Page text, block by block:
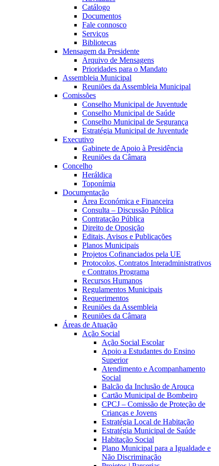
Catálogo
Documentos
Fale connosco
Serviços
Bibliotecas
Mensagem da Presidente
Arquivo de Mensagens
Prioridades para o Mandato
Assembleia Municipal
Reuniões da Assembleia Municipal
Comissões
Conselho Municipal de Juventude
Conselho Municipal de Saúde
Conselho Municipal de Segurança
Estratégia Municipal de Juventude
Executivo
Gabinete de Apoio à Presidência
Reuniões da Câmara
Concelho
Heráldica
Toponímia
Documentação
Área Económica e Financeira
Consulta – Discussão Pública
Contratação Pública
Direito de Oposição
Editais, Avisos e Publicações
Planos Municipais
Projetos Cofinanciados pela UE
Protocolos, Contratos Interadministrativos
e Contratos Programa
Recursos Humanos
Regulamentos Municipais
Requerimentos
Reuniões da Assembleia
Reuniões da Câmara
Áreas de Atuação
Ação Social
Ação Social Escolar
Apoio a Estudantes do Ensino
Superior
Atendimento e Acompanhamento
Social
Balcão da Inclusão de Arouca
Cartão Municipal de Bombeiro
CPCJ – Comissão de Proteção de
Crianças e Jovens
Estratégia Local de Habitação
Estratégia Municipal de Saúde
Habitação Social
Plano Municipal para a Igualdade e
Não Discriminação